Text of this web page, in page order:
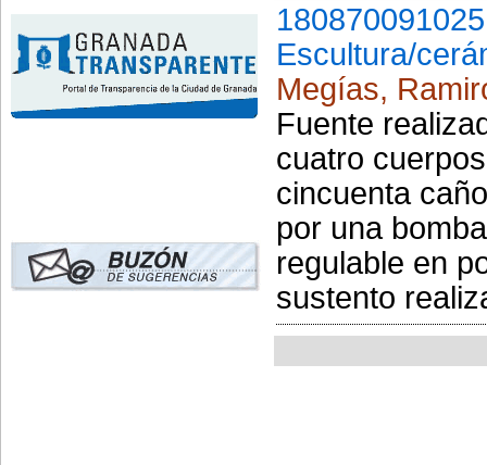
Escultura/
Megías,
Fuente
cuatro
cincuenta
por una
regulable en
sustento